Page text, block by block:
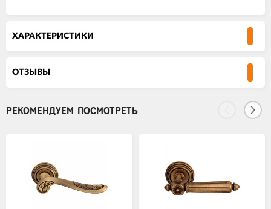
ХАРАКТЕРИСТИКИ
ОТЗЫВЫ
РЕКОМЕНДУЕМ ПОСМОТРЕТЬ